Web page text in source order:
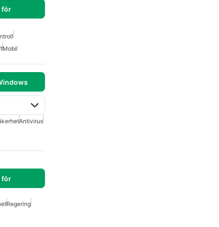
för
Mobil
Antivirus
för
Regering